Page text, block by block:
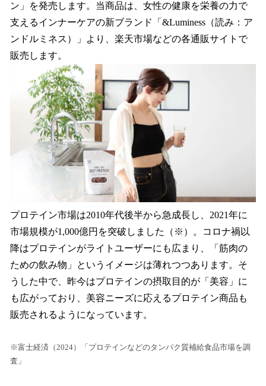
み
中
で
す
ン」を発売します。当商品は、女性の健康を栄養の力で
支えるインナーケアの新ブランド「&Luminess（読み：ア
ンドルミネス）」より、楽天市場などの各通販サイトで
販売します。
プロテイン市場は2010年代後半から急成長し、2021年に
市場規模が1,000億円を突破しました（※）。コロナ禍以
降はプロテインがライトユーザーにも広まり、「筋肉の
ための飲み物」というイメージは薄れつつあります。そ
うした中で、昨今はプロテインの摂取目的が「美容」に
も広がっており、美容ニーズに応えるプロテイン商品も
販売されるようになっています。
※富士経済（2024）「プロテインなどのタンパク質補給食品市場を調
査」